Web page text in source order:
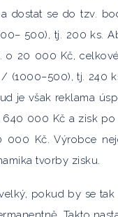
dostat se do tzv.
500), tj. 200 ks.
o 20 000 Kč,
tj. 240
je však reklama
000 Kč a zisk
Kč. Výrobce
tvorby zisku.
pokud by se